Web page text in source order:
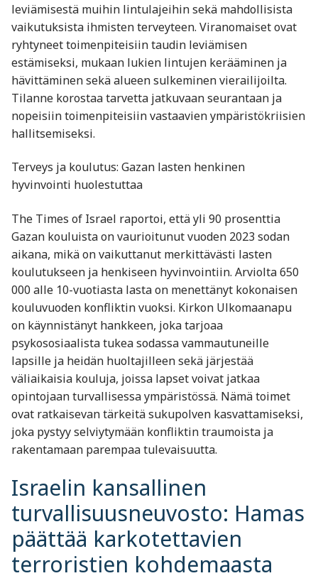
leviämisestä muihin lintulajeihin sekä mahdollisista
vaikutuksista ihmisten terveyteen. Viranomaiset ovat
ryhtyneet toimenpiteisiin taudin leviämisen
estämiseksi, mukaan lukien lintujen kerääminen ja
hävittäminen sekä alueen sulkeminen vierailijoilta.
Tilanne korostaa tarvetta jatkuvaan seurantaan ja
nopeisiin toimenpiteisiin vastaavien ympäristökriisien
hallitsemiseksi.
Terveys ja koulutus: Gazan lasten henkinen
hyvinvointi huolestuttaa
The Times of Israel raportoi, että yli 90 prosenttia
Gazan kouluista on vaurioitunut vuoden 2023 sodan
aikana, mikä on vaikuttanut merkittävästi lasten
koulutukseen ja henkiseen hyvinvointiin. Arviolta 650
000 alle 10-vuotiasta lasta on menettänyt kokonaisen
kouluvuoden konfliktin vuoksi. Kirkon Ulkomaanapu
on käynnistänyt hankkeen, joka tarjoaa
psykososiaalista tukea sodassa vammautuneille
lapsille ja heidän huoltajilleen sekä järjestää
väliaikaisia kouluja, joissa lapset voivat jatkaa
opintojaan turvallisessa ympäristössä. Nämä toimet
ovat ratkaisevan tärkeitä sukupolven kasvattamiseksi,
joka pystyy selviytymään konfliktin traumoista ja
rakentamaan parempaa tulevaisuutta.
Israelin kansallinen
turvallisuusneuvosto: Hamas
päättää karkotettavien
terroristien kohdemaasta